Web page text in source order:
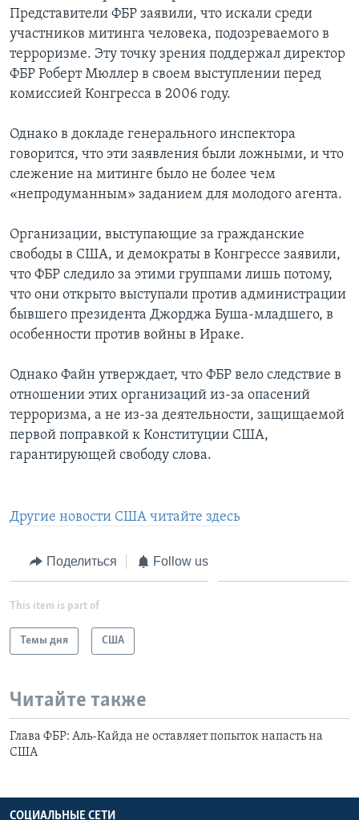
Представители ФБР заявили, что искали среди
участников митинга человека, подозреваемого в
терроризме. Эту точку зрения поддержал директор
ФБР Роберт Мюллер в своем выступлении перед
комиссией Конгресса в 2006 году.
Однако в докладе генерального инспектора
говорится, что эти заявления были ложными, и что
слежение на митинге было не более чем
«непродуманным» заданием для молодого агента.
Организации, выступающие за гражданские
свободы в США, и демократы в Конгрессе заявили,
что ФБР следило за этими группами лишь потому,
что они открыто выступали против администрации
бывшего президента Джорджа Буша-младшего, в
особенности против войны в Ираке.
Однако Файн утверждает, что ФБР вело следствие в
отношении этих организаций из-за опасений
терроризма, а не из-за деятельности, защищаемой
первой поправкой к Конституции США,
гарантирующей свободу слова.
Другие новости США читайте здесь
Поделиться Follow us
This item is part of
Темы дня США
Читайте также
Глава ФБР: Аль-Кайда не оставляет попыток напасть на
США
СОЦИАЛЬНЫЕ СЕТИ